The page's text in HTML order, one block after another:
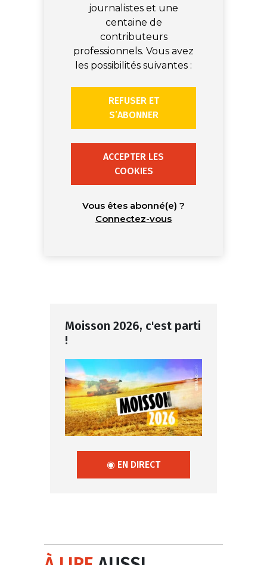
journalistes et une
centaine de
contributeurs
professionnels. Vous avez
les possibilités suivantes :
REFUSER ET
S’ABONNER
ACCEPTER LES
COOKIES
Vous êtes abonné(e) ?
Connectez-vous
Moisson 2026, c'est parti
!
◉ EN DIRECT